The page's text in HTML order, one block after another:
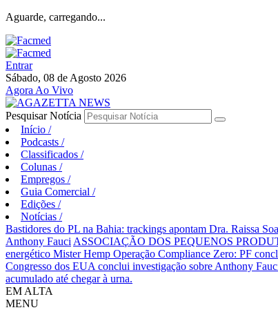
Aguarde, carregando...
Entrar
Sábado, 08 de Agosto 2026
Agora Ao Vivo
Pesquisar Notícia
Início /
Podcasts /
Classificados /
Colunas /
Empregos /
Guia Comercial /
Edições /
Notícias /
Bastidores do PL na Bahia: trackings apontam Dra. Raissa
Anthony Fauci ASSOCIAÇÃO DOS PEQUENOS
energético Mister Hemp Operação Compliance Zero: PF
Congresso dos EUA conclui investigação sobre Anthony
acumulado até chegar à urna.
EM ALTA
MENU